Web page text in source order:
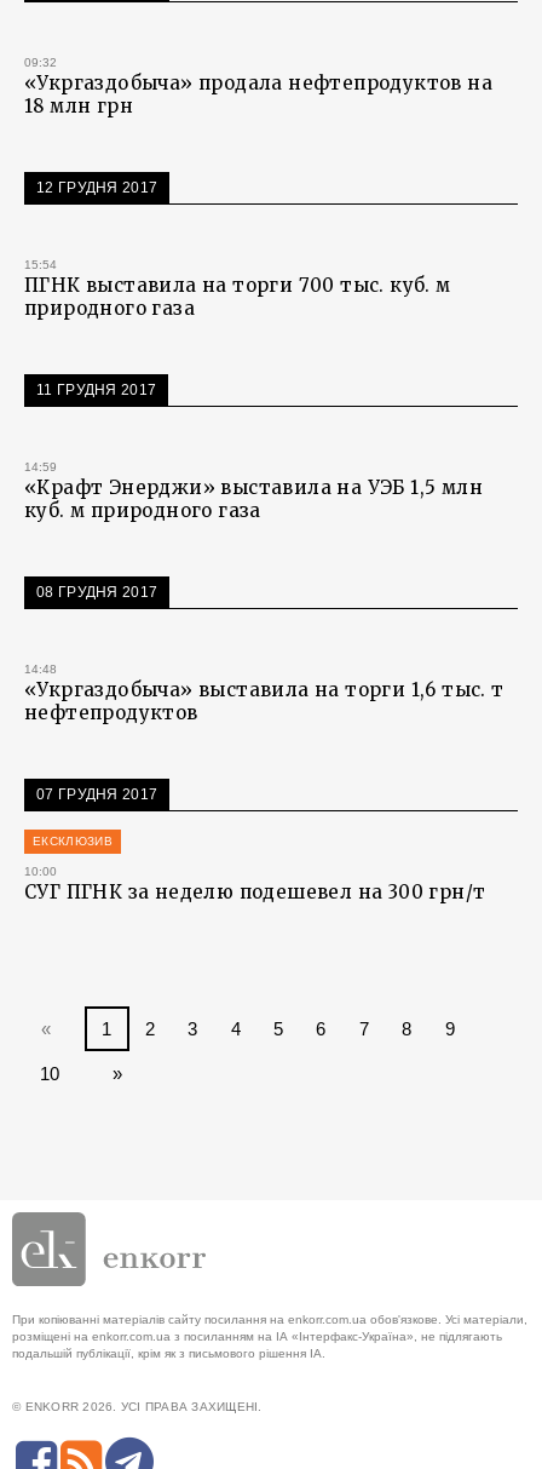
09:32
«Укргаздобыча» продала нефтепродуктов на
18 млн грн
12 ГРУДНЯ 2017
15:54
ПГНК выставила на торги 700 тыс. куб. м
природного газа
11 ГРУДНЯ 2017
14:59
«Крафт Энерджи» выставила на УЭБ 1,5 млн
куб. м природного газа
08 ГРУДНЯ 2017
14:48
«Укргаздобыча» выставила на торги 1,6 тыс. т
нефтепродуктов
07 ГРУДНЯ 2017
ЕКСКЛЮЗИВ
10:00
СУГ ПГНК за неделю подешевел на 300 грн/т
« 1 2 3 4 5 6 7 8 9
10 »
При копіюванні матеріалів сайту посилання на enkorr.com.ua обов'язкове. Усі матеріали,
розміщені на enkorr.com.ua з посиланням на ІА «Інтерфакс-Україна», не підлягають
подальшій публікації, крім як з письмового рішення ІА.
© ENKORR 2026. УСІ ПРАВА ЗАХИЩЕНІ.